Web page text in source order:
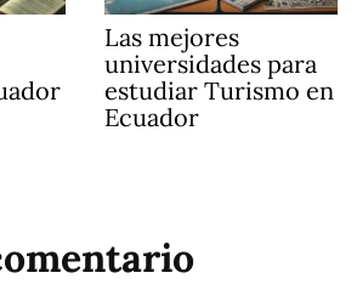
Las mejores
universidades para
estudiar Turismo en
Ecuador